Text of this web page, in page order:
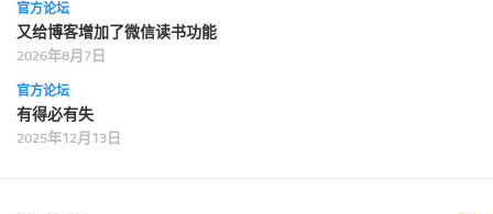
官方论坛
又给博客增加了微信读书功能
2026年8月7日
官方论坛
有得必有失
2025年12月13日